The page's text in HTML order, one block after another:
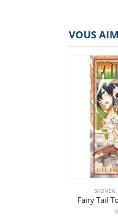
VOUS
SHONEN
Fairy Tail